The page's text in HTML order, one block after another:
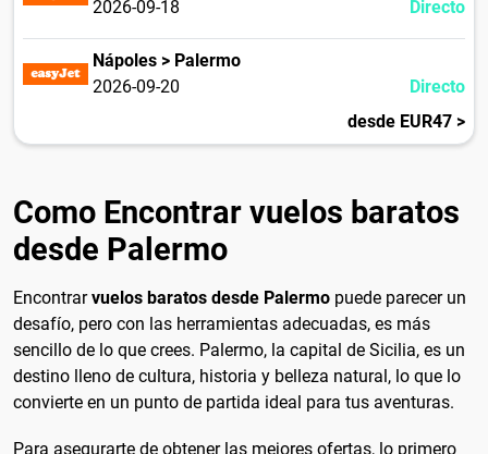
2026-09-18
Directo
Nápoles > Palermo
2026-09-20
Directo
desde EUR47 >
Como Encontrar vuelos baratos
desde Palermo
Encontrarvuelos baratos desde Palermo puede parecer un
desafío, pero con las herramientas adecuadas, es más
sencillo de lo que crees. Palermo, la capital de Sicilia, es un
destino lleno de cultura, historia y belleza natural, lo que lo
convierte en un punto de partida ideal para tus aventuras.
Para asegurarte de obtener las mejores ofertas, lo primero